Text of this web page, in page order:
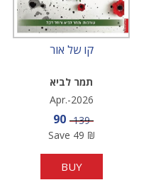
קו של אור
תמר לביא
Apr.-2026
Sale price
90 Price
139
Save 49 ₪
BUY